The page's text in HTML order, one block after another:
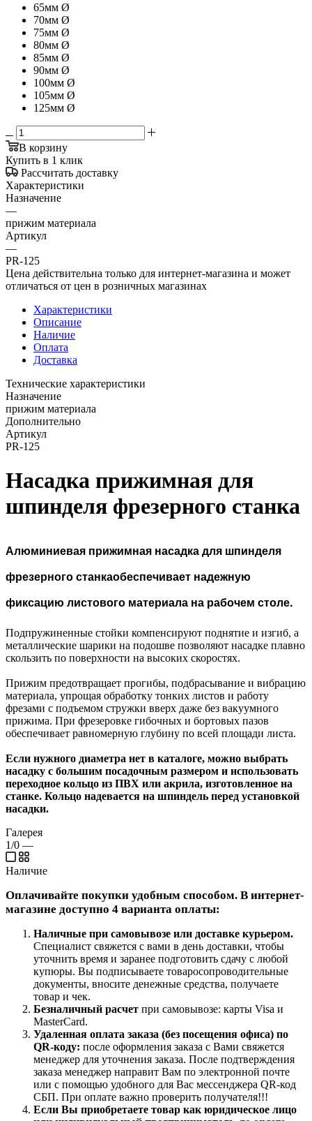
65мм Ø
70мм Ø
75мм Ø
80мм Ø
85мм Ø
90мм Ø
100мм Ø
105мм Ø
125мм Ø
В корзину
Купить в 1 клик
Рассчитать доставку
Характеристики
Назначение
—
прижим материала
Артикул
—
PR-125
Цена действительна только для интернет-магазина и может
отличаться от цен в розничных магазинах
Характеристики
Описание
Наличие
Оплата
Доставка
Технические характеристики
Назначение
прижим материала
Дополнительно
Артикул
PR-125
Насадка прижимная для
шпинделя фрезерного станка
Алюминиевая прижимная насадка для шпинделя
фрезерного станкаобеспечивает надежную
фиксацию листового материала на рабочем столе.
Подпружиненные стойки компенсируют поднятие и изгиб, а
металлические шарики на подошве позволяют насадке плавно
скользить по поверхности на высоких скоростях.
Прижим предотвращает прогибы, подбрасывание и вибрацию
материала, упрощая обработку тонких листов и работу
фрезами с подъемом стружки вверх даже без вакуумного
прижима. При фрезеровке гибочных и бортовых пазов
обеспечивает равномерную глубину по всей площади листа.
Если нужного диаметра нет в каталоге, можно выбрать
насадку с большим посадочным размером и использовать
переходное кольцо из ПВХ или акрила, изготовленное на
станке. Кольцо надевается на шпиндель перед установкой
насадки.
Галерея
1/0 —
Наличие
Оплачивайте покупки удобным способом. В интернет-
магазине доступно 4 варианта оплаты:
Наличные при самовывозе или доставке курьером.
Специалист свяжется с вами в день доставки, чтобы
уточнить время и заранее подготовить сдачу с любой
купюры. Вы подписываете товаросопроводительные
документы, вносите денежные средства, получаете
товар и чек.
Безналичный расчет при самовывозе: карты Visa и
MasterCard.
Удаленная оплата заказа (без посещения офиса) по
QR-коду: после оформления заказа с Вами свяжется
менеджер для уточнения заказа. После подтверждения
заказа менеджер направит Вам по электронной почте
или с помощью удобного для Вас мессенджера QR-код
СБП. При оплате важно проверить получателя!!!
Если Вы приобретаете товар как юридическое лицо